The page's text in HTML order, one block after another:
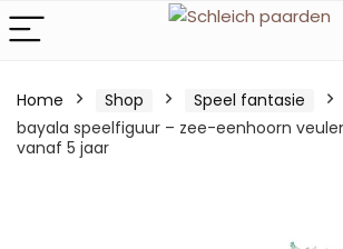
Home Shop Speel fantasie
bayala speelfiguur – zee-eenhoorn
vanaf 5 jaar